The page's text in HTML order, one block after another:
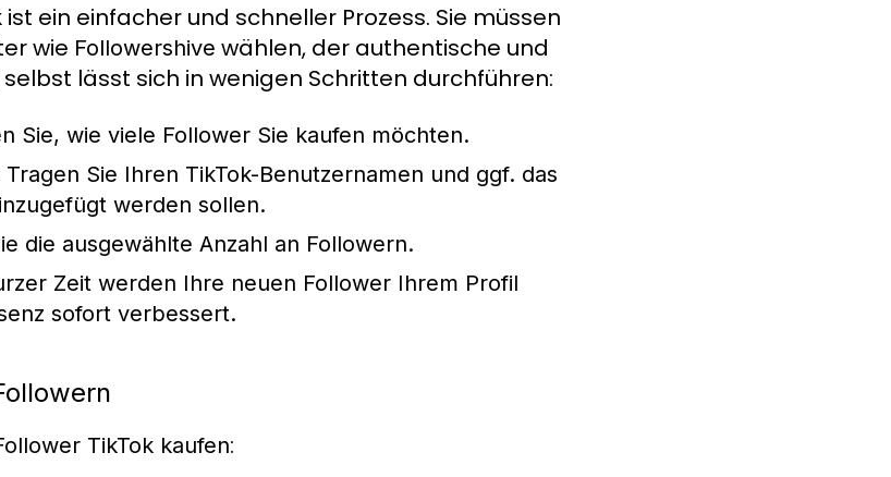
ist ein einfacher und schneller Prozess. Sie müssen
wie Followershive wählen, der authentische und
lässt sich in wenigen Schritten durchführen:
Sie, wie viele Follower Sie kaufen möchten.
Tragen Sie Ihren TikTok-Benutzernamen und ggf. das
werden sollen.
die ausgewählte Anzahl an Followern.
Zeit werden Ihre neuen Follower Ihrem Profil
sofort verbessert.
TikTok kaufen: